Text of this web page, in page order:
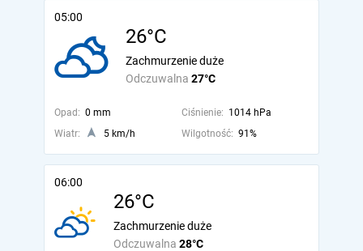
05:00
26°C
Odczuwalna 27°C
Zachmurzenie duże
Opad: 0 mm Ciśnienie: 1014 hPa
Wiatr:
5 km/h Wilgotność: 91%
06:00
26°C
Odczuwalna 28°C
Zachmurzenie duże